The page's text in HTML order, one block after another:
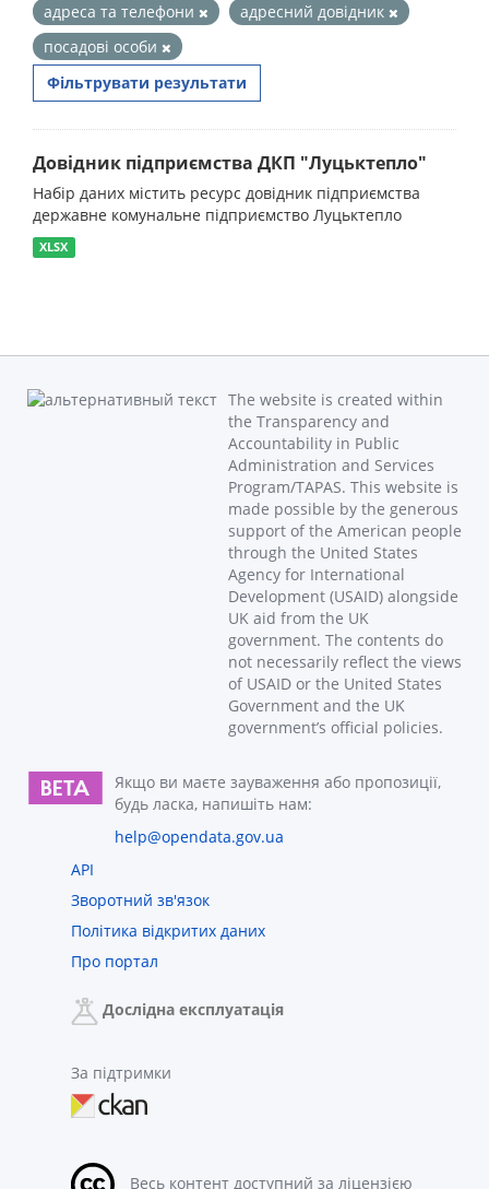
адреса та телефони
адресний довідник
посадові особи
Фільтрувати результати
Довідник підприємства ДКП "Луцьктепло"
Набір даних містить ресурс довідник підприємства
державне комунальне підприємство Луцьктепло
XLSX
The website is created within
the Transparency and
Accountability in Public
Administration and Services
Program/TAPAS. This website is
made possible by the generous
support of the American people
through the United States
Agency for International
Development (USAID) alongside
UK aid from the UK
government. The contents do
not necessarily reflect the views
of USAID or the United States
Government and the UK
government’s official policies.
Якщо ви маєте зауваження або пропозиції,
будь ласка, напишіть нам:
help@opendata.gov.ua
API
Зворотний зв'язок
Політика відкритих даних
Про портал
Дослідна експлуатація
За підтримки
Весь контент доступний за ліцензією